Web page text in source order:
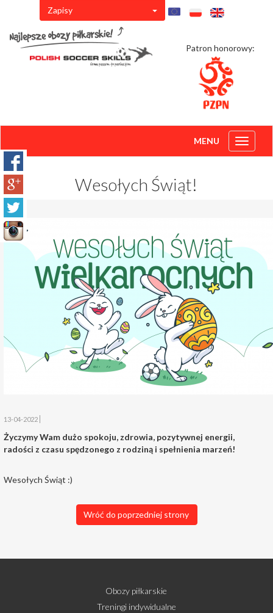
Zapisy
Patron honorowy:
Toggle
MENU
Wesołych Świąt!
13-04-2022
Życzymy Wam dużo spokoju, zdrowia, pozytywnej energii,
radości z czasu spędzonego z rodziną i spełnienia marzeń!
Wesołych Świąt :)
Wróć do poprzedniej strony
Obozy piłkarskie
Treningi indywidualne